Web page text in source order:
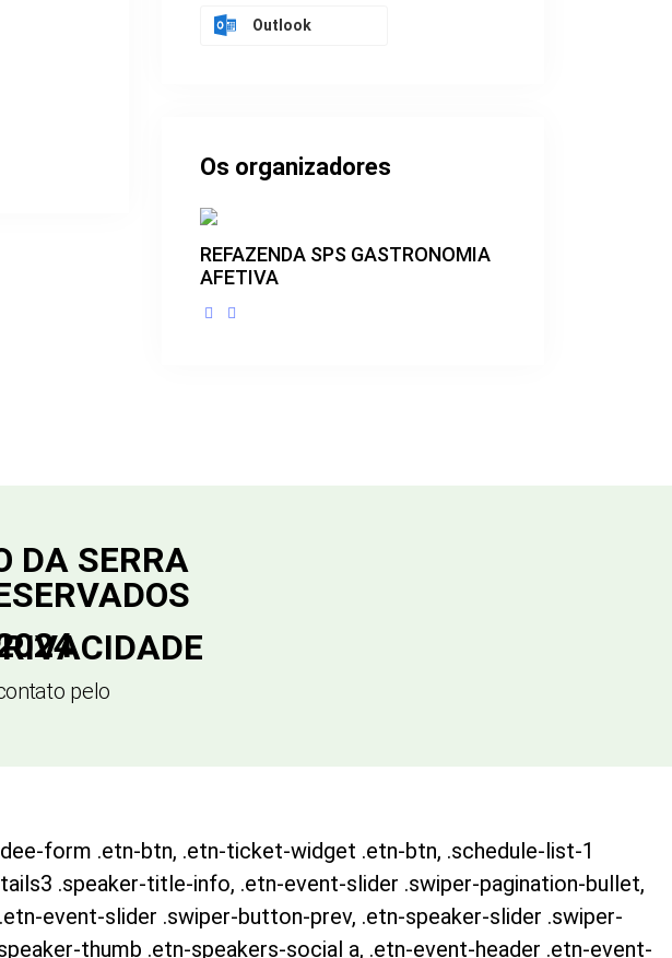
Outlook
Os organizadores
REFAZENDA SPS GASTRONOMIA
AFETIVA
DA SERRA
pelo
form .etn-btn, .etn-ticket-widget .etn-btn, .schedule-list-1
.speaker-title-info, .etn-event-slider .swiper-pagination-bullet,
event-slider .swiper-button-prev, .etn-speaker-slider .swiper-
thumb .etn-speakers-social a, .etn-event-header .etn-event-